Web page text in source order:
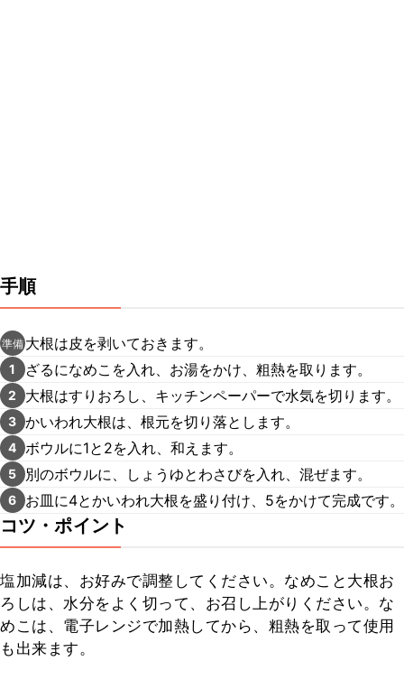
手順
準備 大根は皮を剥いておきます。
1 ざるになめこを入れ、お湯をかけ、粗熱を取ります。
2 大根はすりおろし、キッチンペーパーで水気を切ります。
3 かいわれ大根は、根元を切り落とします。
4 ボウルに1と2を入れ、和えます。
5 別のボウルに、しょうゆとわさびを入れ、混ぜます。
6 お皿に4とかいわれ大根を盛り付け、5をかけて完成です。
コツ・ポイント
塩加減は、お好みで調整してください。なめこと大根お
ろしは、水分をよく切って、お召し上がりください。な
めこは、電子レンジで加熱してから、粗熱を取って使用
も出来ます。